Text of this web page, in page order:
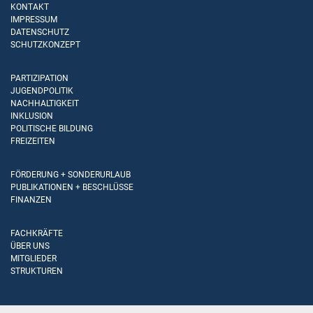
KONTAKT
IMPRESSUM
DATENSCHUTZ
SCHUTZKONZEPT
PARTIZIPATION
JUGENDPOLITIK
NACHHALTIGKEIT
INKLUSION
POLITISCHE BILDUNG
FREIZEITEN
FÖRDERUNG + SONDERURLAUB
PUBLIKATIONEN + BESCHLÜSSE
FINANZEN
FACHKRÄFTE
ÜBER UNS
MITGLIEDER
STRUKTUREN